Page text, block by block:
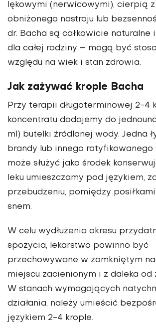
lękowymi (nerwicowymi), cierpią
obniżonego nastroju lub
dr. Bacha są całkowicie naturalne
dla całej rodziny – mogą być
względu na wiek i stan zdrowia.
Jak zażywać krople Bacha
Przy terapii długoterminowej 2-4
koncentratu dodajemy do
ml) butelki źródlanej wody. Jedna
brandy lub innego ratyfikowanego
może służyć jako środek
leku umieszczamy pod językiem,
przebudzeniu, pomiędzy
snem.
W celu wydłużenia okresu
spożycia, lekarstwo powinno być
przechowywane w zamkniętym
miejscu zacienionym i z daleka od
W stanach wymagających
działania, należy umieścić
językiem 2-4 krople.